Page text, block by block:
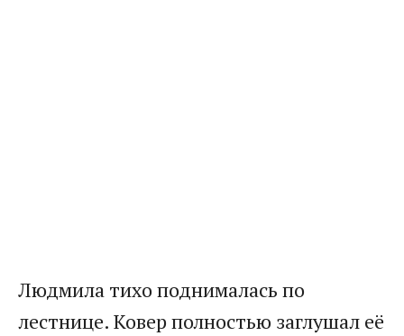
Людмила тихо поднималась по
лестнице. Ковер полностью заглушал её